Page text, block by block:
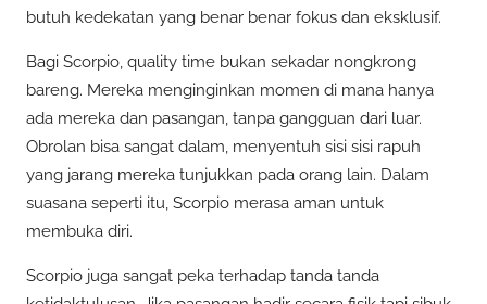
butuh kedekatan yang benar benar fokus dan eksklusif.
Bagi Scorpio, quality time bukan sekadar nongkrong
bareng. Mereka menginginkan momen di mana hanya
ada mereka dan pasangan, tanpa gangguan dari luar.
Obrolan bisa sangat dalam, menyentuh sisi sisi rapuh
yang jarang mereka tunjukkan pada orang lain. Dalam
suasana seperti itu, Scorpio merasa aman untuk
membuka diri.
Scorpio juga sangat peka terhadap tanda tanda